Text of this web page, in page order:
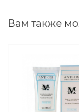
Вам также